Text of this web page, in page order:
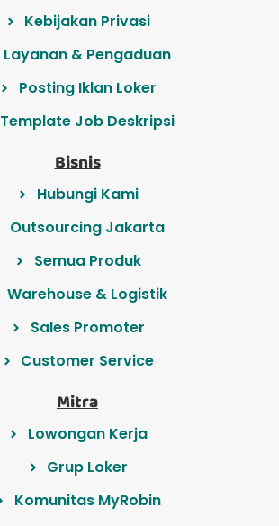
Kebijakan Privasi
Layanan & Pengaduan
Posting Iklan Loker
Template Job Deskripsi
Bisnis
Hubungi Kami
Outsourcing Jakarta
Semua Produk
Warehouse & Logistik
Sales Promoter
Customer Service
Mitra
Lowongan Kerja
Grup Loker
Komunitas MyRobin